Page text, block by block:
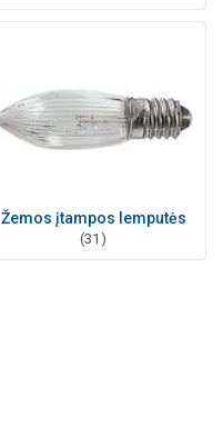
Žemos įtampos lemputės
(31)